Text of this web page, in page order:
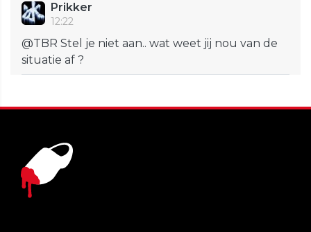
Prikker
12:22
@TBR Stel je niet aan.. wat weet jij nou van de
situatie af ?